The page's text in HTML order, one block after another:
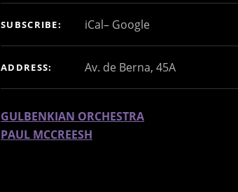
SUBSCRIBE iCal Google
ADDRESS
GULBENKIAN ORCHESTRA
PAUL MCCREESH